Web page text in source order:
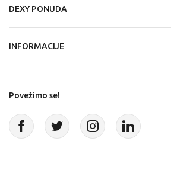
DEXY PONUDA
INFORMACIJE
Povežimo se!